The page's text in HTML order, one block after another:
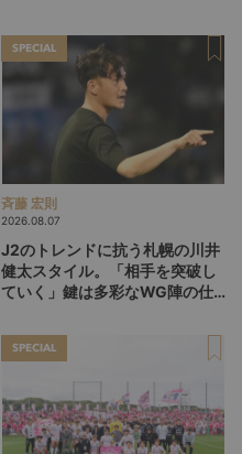
SPECIAL
斉藤 宏則
2026.08.07
J2のトレンドに抗う札幌の川井
健太スタイル。「相手を突破し
ていく」鍵は多彩なWG陣の仕
SPECIAL